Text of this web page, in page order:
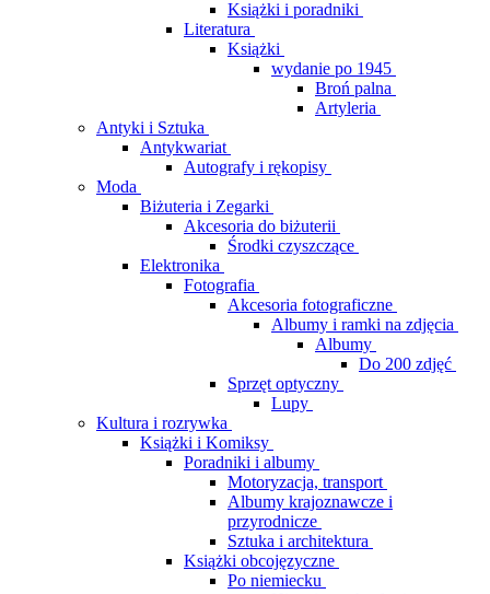
Książki i poradniki
Literatura
Książki
wydanie po 1945
Broń palna
Artyleria
Antyki i Sztuka
Antykwariat
Autografy i rękopisy
Moda
Biżuteria i Zegarki
Akcesoria do biżuterii
Środki czyszczące
Elektronika
Fotografia
Akcesoria fotograficzne
Albumy i ramki na zdjęcia
Albumy
Do 200 zdjęć
Sprzęt optyczny
Lupy
Kultura i rozrywka
Książki i Komiksy
Poradniki i albumy
Motoryzacja, transport
Albumy krajoznawcze i
przyrodnicze
Sztuka i architektura
Książki obcojęzyczne
Po niemiecku